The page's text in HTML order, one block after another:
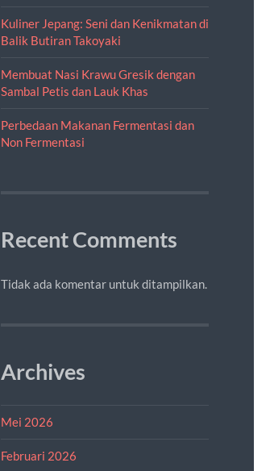
Kuliner Jepang: Seni dan Kenikmatan di
Balik Butiran Takoyaki
Membuat Nasi Krawu Gresik dengan
Sambal Petis dan Lauk Khas
Perbedaan Makanan Fermentasi dan
Non Fermentasi
Recent Comments
Tidak ada komentar untuk ditampilkan.
Archives
Mei 2026
Februari 2026